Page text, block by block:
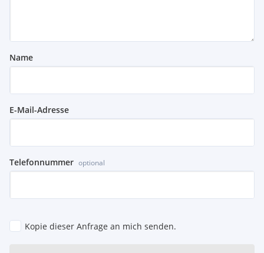
Name
E-Mail-Adresse
Telefonnummer optional
Kopie dieser Anfrage an mich senden.